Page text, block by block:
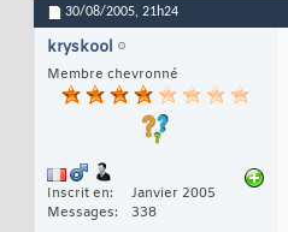
30/08/2005, 21h24
kryskool
Membre chevronné
Inscrit en
Janvier 2005
Messages
338